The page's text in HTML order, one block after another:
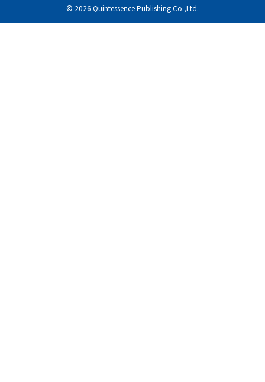
© 2026 Quintessence Publishing Co.,Ltd.